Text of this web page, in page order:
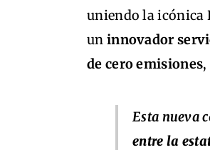
uniendo la icónica
un innovador
de cero emisiones
Esta nueva
entre la